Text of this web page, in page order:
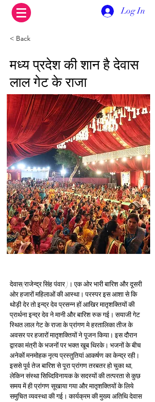
Log In
< Back
मध्य प्रदेश की शान है देवास
लाल गेट के राजा
देवास(राजेन्द्र सिंह पंवार )। एक ओर भारी बारिश और दूसरी
ओर हजारों महिलाओं की आस्था। परस्पर इस आशा से कि
थोड़ी देर तो इन्द्र देव प्रसन्न हों आखिर मातृशक्तियों की
प्रार्थना इन्द्र देव ने मानी और बारिश रुक गई। सयाजी गेट
स्थित लाल गेट के राजा के प्रांगण मे हरतालिका तीज के
अवसर पर हजारों मातृशक्तियों ने पूजन किया। इस दौरान
द्वारका मंत्री के भजनों पर भक्त खूब थिरके। भजनों के बीच
अनेकों मनमोहक नृत्य प्रस्तुतियां आकर्षण का केन्द्र रही।
इससे पूर्व तेज बारिश से पूरा प्रांगण तरबतर हो चुका था,
लेकिन संस्था सिध्दिविनायक के सदस्यों की तत्परता से कुछ
समय में ही प्रांगण सूखाया गया और मातृशक्तियों के लिये
समुचित व्यवस्था की गई। कार्यक्रम की मुख्य अतिथि देवास